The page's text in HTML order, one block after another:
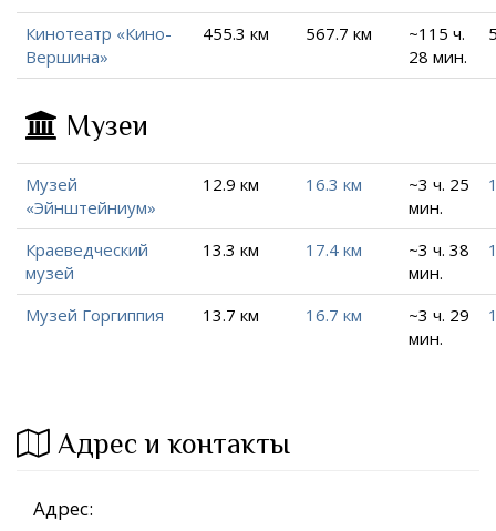
Кинотеатр «Кино-
Вершина»
455.3 км 567.7 км
~115 ч.
28 мин.
Музеи
Музей
«Эйнштейниум»
12.9 км 16.3 км
~3 ч. 25
мин.
Краеведческий
музей
13.3 км 17.4 км
~3 ч. 38
мин.
Музей Горгиппия 13.7 км 16.7 км
~3 ч. 29
мин.
Адрес и контакты
Адрес: